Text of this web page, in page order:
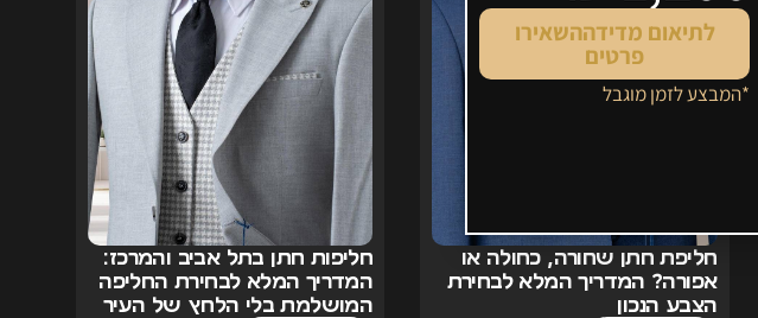
חליפת חתן שחורה, כחולה או
אפורה? המדריך המלא לבחירת
הצבע הנכון
חליפות חתן בתל אביב והמרכז:
המדריך המלא לבחירת החליפה
המושלמת בלי הלחץ של העיר